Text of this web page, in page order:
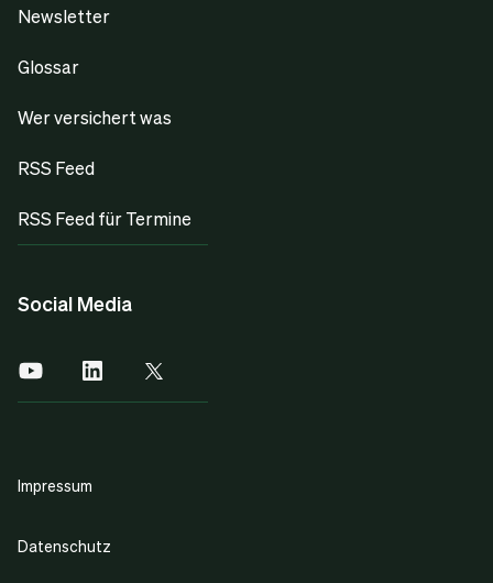
Newsletter
Glossar
Wer versichert was
RSS Feed
RSS Feed für Termine
Social Media
Impressum
Datenschutz